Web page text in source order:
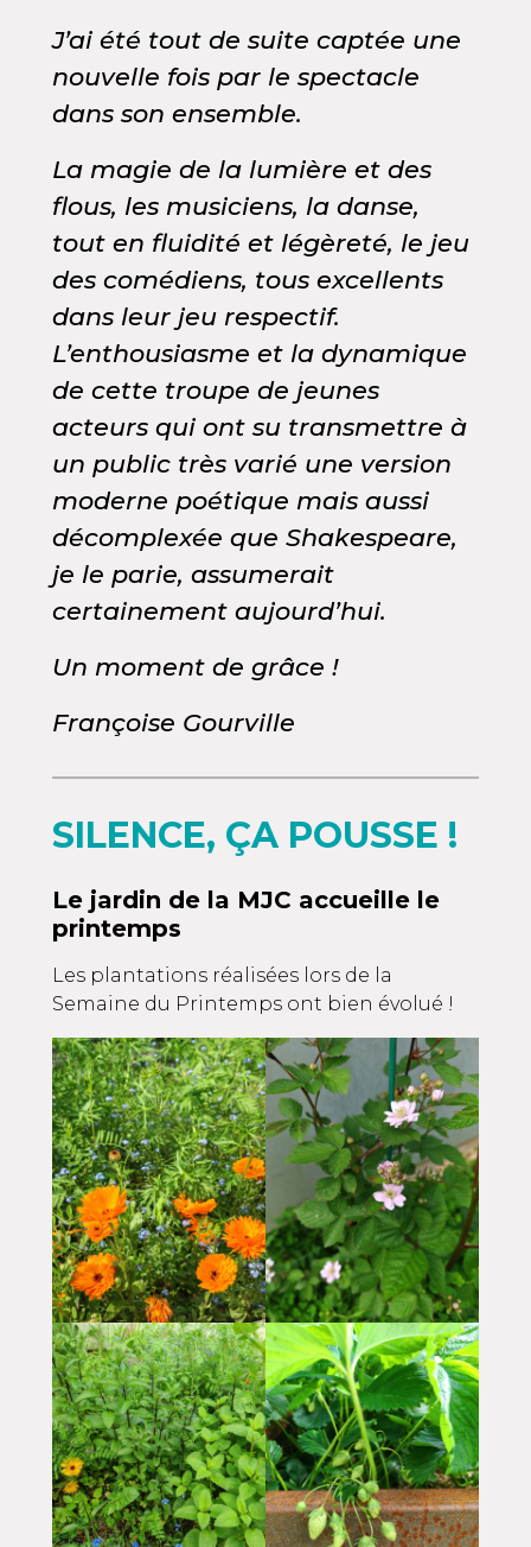
J’ai été tout de suite captée une
nouvelle fois par le spectacle
dans son ensemble.
La magie de la lumière et des
flous, les musiciens, la danse,
tout en fluidité et légèreté, le jeu
des comédiens, tous excellents
dans leur jeu respectif.
L’enthousiasme et la dynamique
de cette troupe de jeunes
acteurs qui ont su transmettre à
un public très varié une version
moderne poétique mais aussi
décomplexée que Shakespeare,
je le parie, assumerait
certainement aujourd’hui.
Un moment de grâce !
Françoise Gourville
SILENCE, ÇA POUSSE !
Le jardin de la MJC accueille le
printemps
Les plantations réalisées lors de la
Semaine du Printemps ont bien évolué !